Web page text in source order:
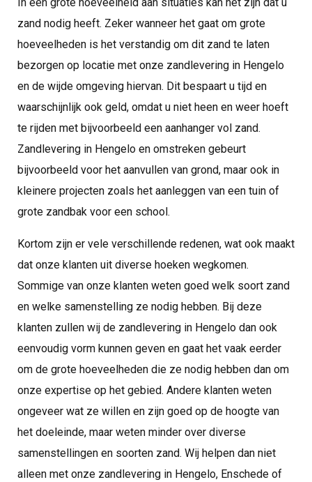
zand nodig heeft. Zeker wanneer het gaat om grote
hoeveelheden is het verstandig om dit zand te laten
bezorgen op locatie met onze zandlevering in Hengelo
en de wijde omgeving hiervan. Dit bespaart u tijd en
waarschijnlijk ook geld, omdat u niet heen en weer hoeft
te rijden met bijvoorbeeld een aanhanger vol zand.
Zandlevering in Hengelo en omstreken gebeurt
bijvoorbeeld voor het aanvullen van grond, maar ook in
kleinere projecten zoals het aanleggen van een tuin of
grote zandbak voor een school.
Kortom zijn er vele verschillende redenen, wat ook maakt
dat onze klanten uit diverse hoeken wegkomen.
Sommige van onze klanten weten goed welk soort zand
en welke samenstelling ze nodig hebben. Bij deze
klanten zullen wij de zandlevering in Hengelo dan ook
eenvoudig vorm kunnen geven en gaat het vaak eerder
om de grote hoeveelheden die ze nodig hebben dan om
onze expertise op het gebied. Andere klanten weten
ongeveer wat ze willen en zijn goed op de hoogte van
het doeleinde, maar weten minder over diverse
samenstellingen en soorten zand. Wij helpen dan niet
alleen met onze zandlevering in Hengelo, Enschede of